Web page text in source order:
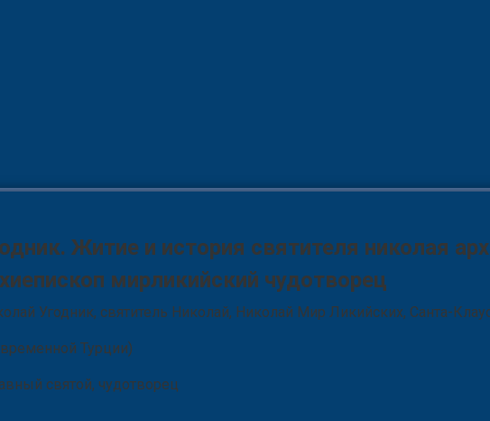
Житие и история святителя николая
мирликийский чудотворец
Угодник, святитель Николай, Николай Мир Ликийских, Санта-
Турции)
святой, чудотворец